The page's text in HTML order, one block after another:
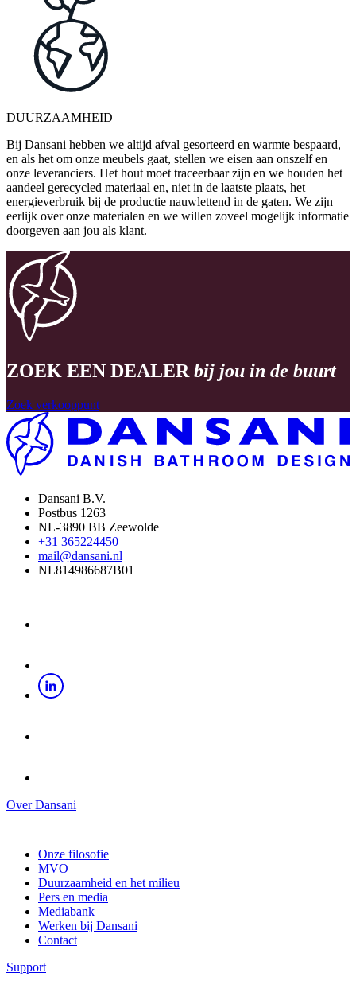
DUURZAAMHEID
Bij Dansani hebben we altijd afval gesorteerd en warmte bespaard,
en als het om onze meubels gaat, stellen we eisen aan onszelf en
onze leveranciers. Het hout moet traceerbaar zijn en we houden het
aandeel gerecycled materiaal en, niet in de laatste plaats, het
energieverbruik bij de productie nauwlettend in de gaten. We zijn
eerlijk over onze materialen en we willen zoveel mogelijk informatie
doorgeven aan jou als klant.
ZOEK EEN DEALER bij jou in de buurt
Zoek verkooppunt
Dansani B.V.
Postbus 1263
NL-3890 BB Zeewolde
+31 365224450
mail@dansani.nl
NL814986687B01
Over Dansani
Onze filosofie
MVO
Duurzaamheid en het milieu
Pers en media
Mediabank
Werken bij Dansani
Contact
Support